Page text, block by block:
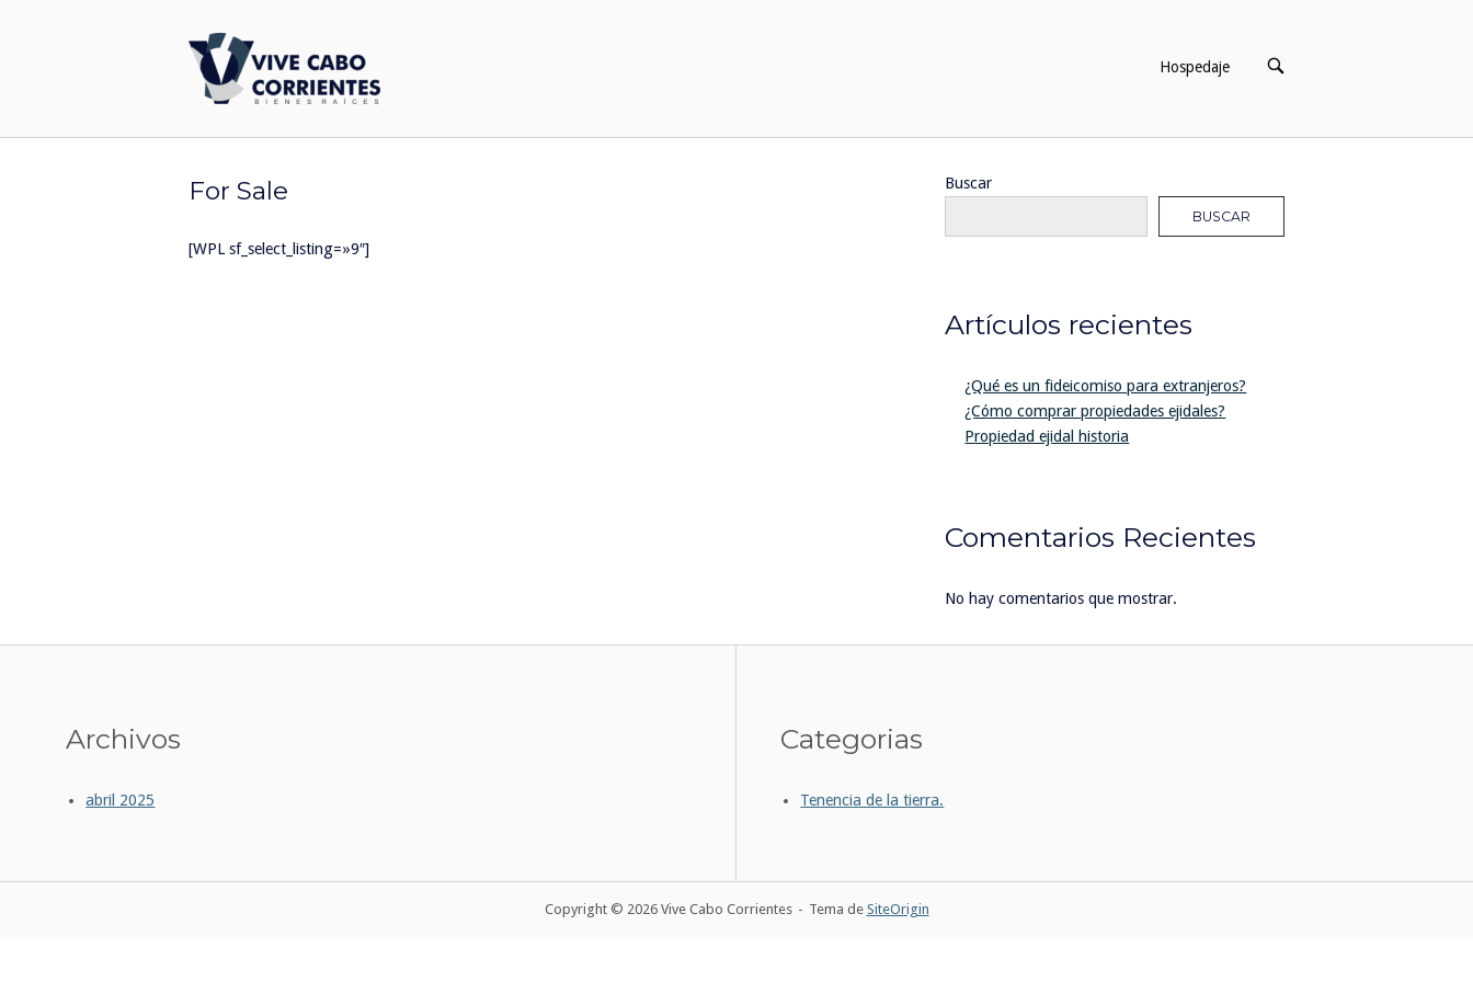
Inicio
Hospedaje
ABRIR
BARRA
For Sale
[WPL sf_select_listing=»9″]
Buscar
BUSCAR
Artículos recientes
¿Qué es un fideicomiso para extranjeros?
¿Cómo comprar propiedades ejidales?
Propiedad ejidal historia
Comentarios Recientes
No hay comentarios que mostrar.
Archivos
abril 2025
Categorias
Tenencia de la tierra.
Copyright © 2026 Vive Cabo Corrientes Tema de SiteOrigin